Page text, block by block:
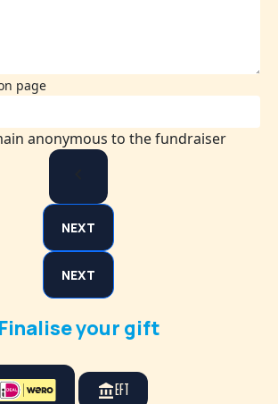
page
anonymous to the fundraiser
NEXT
NEXT
Finalise your gift
EFT